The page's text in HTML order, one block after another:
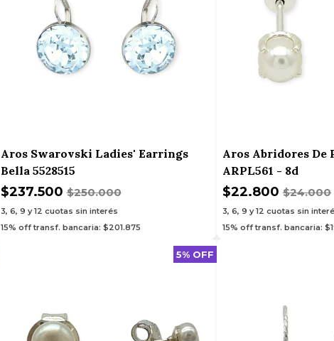
Aros Swarovski Ladies' Earrings
Bella 5528515
$237.500$250.000
3, 6, 9 y 12 cuotas sin interés
15% off transf. bancaria: $201.875
Aros Abridores De
ARPL561 - 8d
$22.800 $24.000
3, 6, 9 y 12 cuotas sin
15% off transf. bancaria:
5% OFF